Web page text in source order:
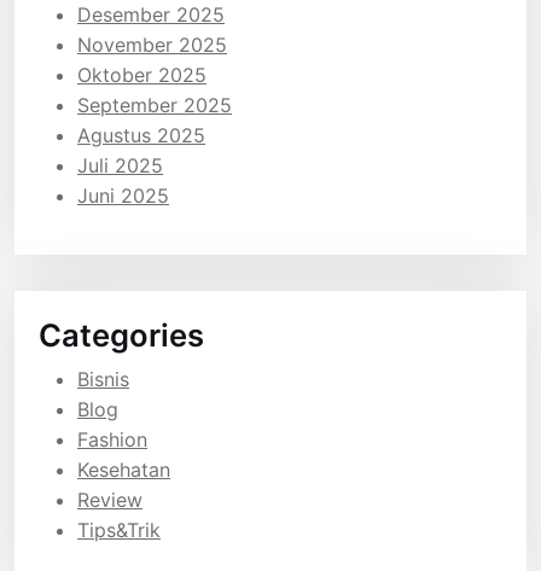
Desember 2025
November 2025
Oktober 2025
September 2025
Agustus 2025
Juli 2025
Juni 2025
Categories
Bisnis
Blog
Fashion
Kesehatan
Review
Tips&Trik